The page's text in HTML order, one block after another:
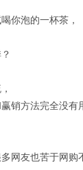
你泡的一杯茶，
销方法完全没有
网友也苦于网购